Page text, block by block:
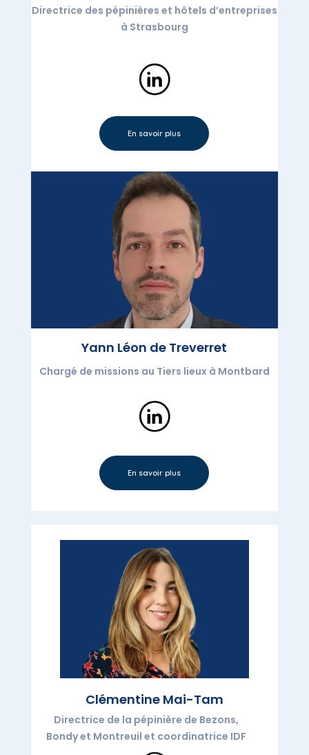
Directrice des pépinières et hôtels d’entreprises
à Strasbourg
En savoir plus
Yann Léon de Treverret
Chargé de missions au Tiers lieux à Montbard
En savoir plus
Clémentine Mai-Tam
Directrice de la pépinière de Bezons,
Bondy et Montreuil et coordinatrice IDF